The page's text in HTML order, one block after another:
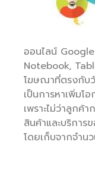
ออนไลน์
Notebook,
โฆษณาที่ตรงกับ
เป็นการหาเพิ่มโ
เพราะไม่ว่าลูกค้
สินค้าและบริการ
โดยเก็บจากจำ